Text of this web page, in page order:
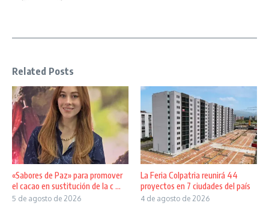
Related Posts
«Sabores de Paz» para promover
el cacao en sustitución de la c ...
5 de agosto de 2026
La Feria Colpatria reunirá 44
proyectos en 7 ciudades del país
4 de agosto de 2026